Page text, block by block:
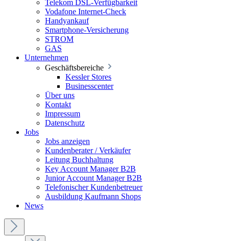
Telekom DSL-Verfügbarkeit
Vodafone Internet-Check
Handyankauf
Smartphone-Versicherung
STROM
GAS
Unternehmen
Geschäftsbereiche
Kessler Stores
Businesscenter
Über uns
Kontakt
Impressum
Datenschutz
Jobs
Jobs anzeigen
Kundenberater / Verkäufer
Leitung Buchhaltung
Key Account Manager B2B
Junior Account Manager B2B
Telefonischer Kundenbetreuer
Ausbildung Kaufmann Shops
News